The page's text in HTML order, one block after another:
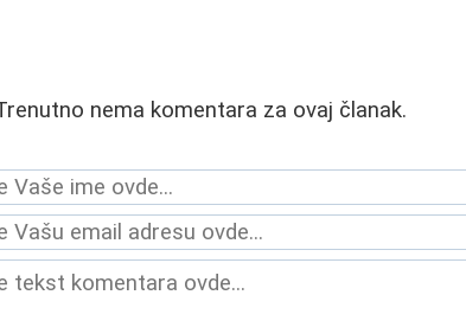
nema komentara za ovaj članak.